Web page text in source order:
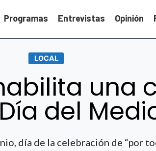
Programas Entrevistas Opinión
LOCAL
una
del
día de la celebración de “por